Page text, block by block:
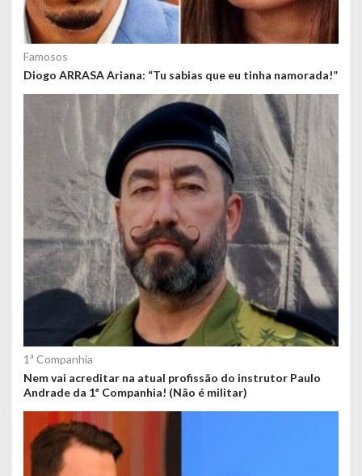
Famosos
Diogo ARRASA Ariana: “Tu sabias que eu tinha namorada!”
1ª Companhia
Nem vai acreditar na atual profissão do instrutor Paulo
Andrade da 1ª Companhia! (Não é militar)